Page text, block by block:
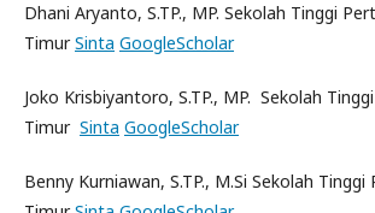
Dhani Aryanto, S.TP., MP. Sekolah Tinggi
TimurSinta GoogleScholar
Joko Krisbiyantoro, S.TP., MP. Sekolah
Timur Sinta GoogleScholar
Benny Kurniawan, S.TP., M.Si Sekolah